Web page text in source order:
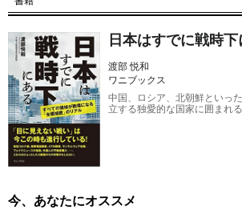
【第26回】 防衛省との協力拒否！中国と学術交
日本はすでに戦時下
渡部 悦和
ワニブックス
中国、ロシア、北朝鮮といっ
立する独愛的な国家に囲まれ
今、あなたにオススメ